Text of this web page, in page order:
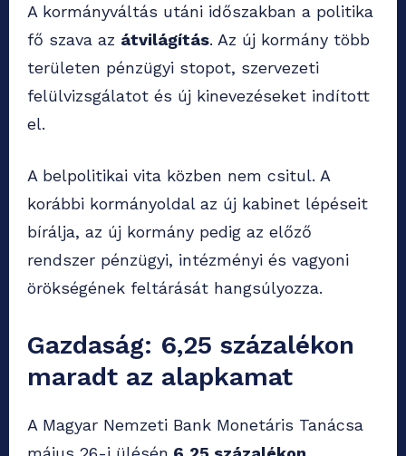
A kormányváltás utáni időszakban a politika
fő szava az átvilágítás. Az új kormány több
területen pénzügyi stopot, szervezeti
felülvizsgálatot és új kinevezéseket indított
el.
A belpolitikai vita közben nem csitul. A
korábbi kormányoldal az új kabinet lépéseit
bírálja, az új kormány pedig az előző
rendszer pénzügyi, intézményi és vagyoni
örökségének feltárását hangsúlyozza.
Gazdaság: 6,25 százalékon
maradt az alapkamat
A Magyar Nemzeti Bank Monetáris Tanácsa